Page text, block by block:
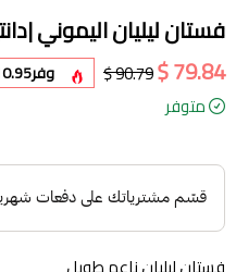
فستان ليليان اليموني
79.84 $
90.79 $ وفر$
متوفر